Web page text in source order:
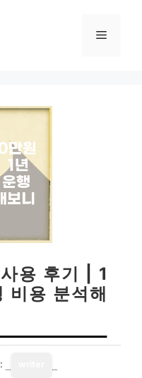
메
용 후기 | 1
비용 분석해